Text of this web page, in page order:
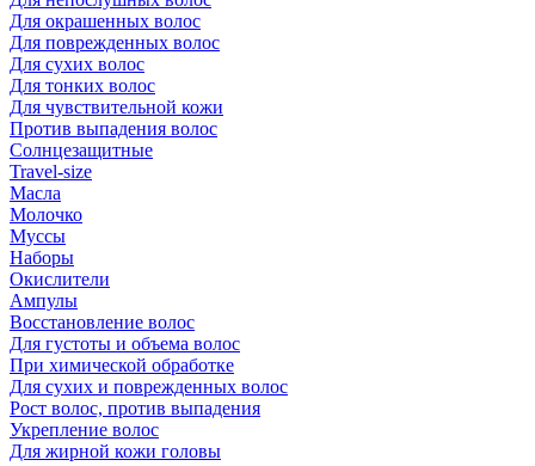
Для окрашенных волос
Для поврежденных волос
Для сухих волос
Для тонких волос
Для чувствительной кожи
Против выпадения волос
Солнцезащитные
Travel-size
Масла
Молочко
Муссы
Наборы
Окислители
Ампулы
Восстановление волос
Для густоты и объема волос
При химической обработке
Для сухих и поврежденных волос
Рост волос, против выпадения
Укрепление волос
Для жирной кожи головы